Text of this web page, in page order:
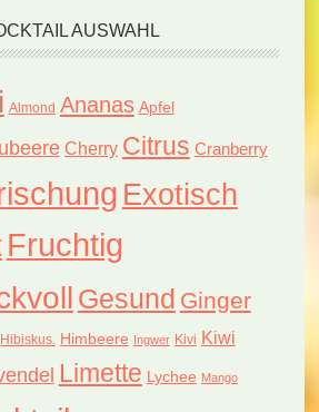
AUSWAHL
Almond Ananas Apfel
Cherry Citrus Cranberry
Exotisch
Fruchtig
Gesund Ginger
Hibiskus. Himbeere Ingwer Kivi Kiwi
Limette Lychee Mango